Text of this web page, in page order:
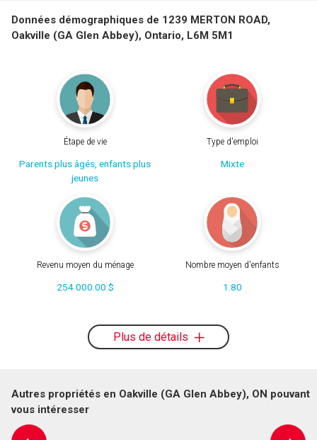
Données démographiques de 1239 MERTON ROAD,
Oakville (GA Glen Abbey), Ontario, L6M 5M1
Étape de vie
Parents plus âgés, enfants plus
jeunes
Type d'emploi
Mixte
Revenu moyen du ménage
254 000.00 $
Nombre moyen d'enfants
1.80
Plus de détails
Autres propriétés en Oakville (GA Glen Abbey), ON pouvant
vous intéresser